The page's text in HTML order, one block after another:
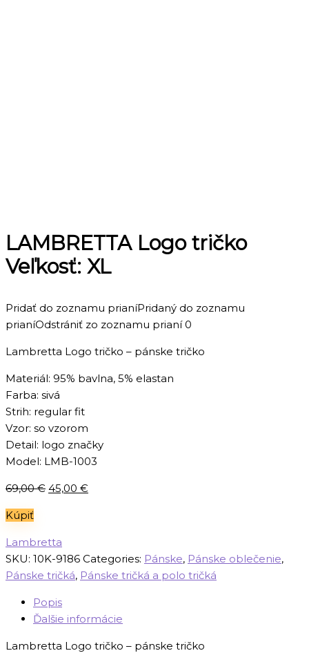
LAMBRETTA Logo tričko
Veľkosť: XL
Pridať do zoznamu prianíPridaný do zoznamu
prianíOdstrániť zo zoznamu prianí 0
Lambretta Logo tričko – pánske tričko
Materiál: 95% bavlna, 5% elastan
Farba: sivá
Strih: regular fit
Vzor: so vzorom
Detail: logo značky
Model: LMB-1003
69,00€ Pôvodná
69,00 €.
45,00 €
Kúpiť
Lambretta
SKU: 10K-9186 Categories: Pánske, Pánske oblečenie,
Pánske tričká, Pánske tričká a polo tričká
Popis
Ďalšie informácie
Lambretta Logo tričko – pánske tričko